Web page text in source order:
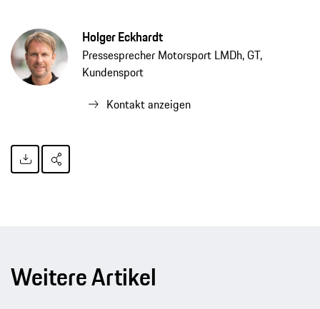
Holger Eckhardt
Pressesprecher Motorsport LMDh, GT,
Kundensport
Kontakt anzeigen
Weitere Artikel